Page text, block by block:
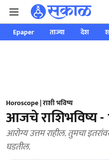
Epaper ताज्या देश
Horoscope | राशी भविष्य
आजचे राशिभविष्य
आरोग्य उत्तम राहील. तुमचा
घडतील.